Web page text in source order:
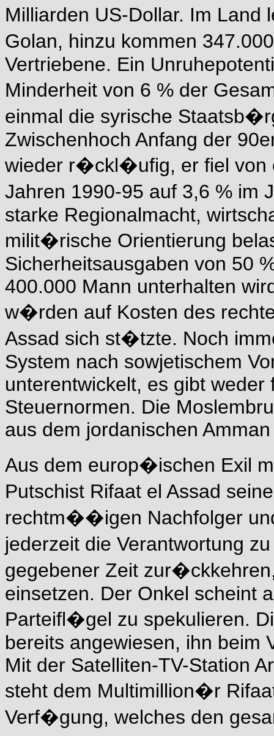
Milliarden US-Dollar. Im
Golan, hinzu kommen
Vertriebene. Ein
Minderheit von 6 % der
einmal die syrische
Zwischenhoch Anfang der
wieder r�ckl�ufig, er fiel von
Jahren 1990-95 auf 3,6 % im
starke Regionalmacht,
milit�rische Orientierung
Sicherheitsausgaben von 50
400.000 Mann unterhalten
w�rden auf Kosten des
Assad sich st�tzte. Noch
System nach sowjetischem
unterentwickelt, es gibt
Steuernormen. Die
aus dem jordanischen
Aus dem europ�ischen Exil
Putschist Rifaat el Assad
rechtm��igen Nachfolger
jederzeit die Verantwortung
gegebener Zeit
einsetzen. Der Onkel scheint
Parteifl�gel zu spekulieren.
bereits angewiesen, ihn beim
Mit der Satelliten-TV-Station
steht dem Multimillion�r
Verf�gung, welches den